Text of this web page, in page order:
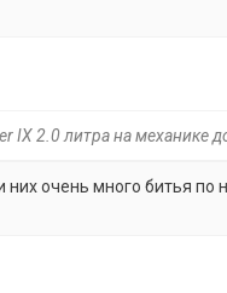
IX 2.0 литра на механике
них очень много битья